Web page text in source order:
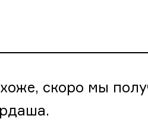
скоро мы